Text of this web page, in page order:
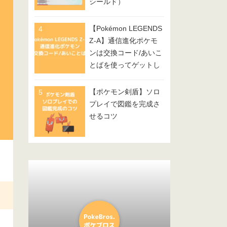
シールド）
【Pokémon LEGENDS
Z-A】通信進化ポケモ
ンは交換コード/あいこ
とばを使ってゲットし
【ポケモン剣盾】ソロ
プレイで図鑑を完成さ
せるコツ